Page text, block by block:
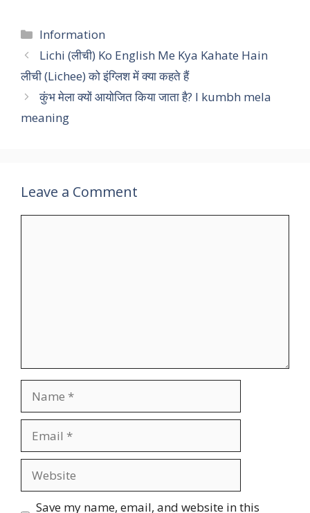
Categories
Information
Lichi (लीची) Ko English Me Kya Kahate Hain
लीची (Lichee) को इंग्लिश में क्या कहते हैं
कुंभ मेला क्यों आयोजित किया जाता है? I kumbh mela
meaning
Leave a Comment
Save my name, email, and website in this